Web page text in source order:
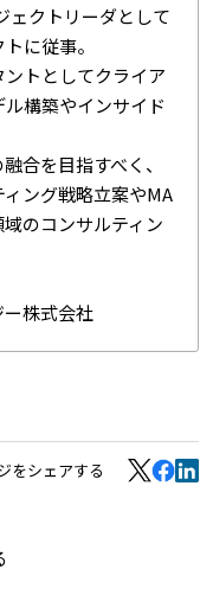
ェクトリーダとして
に従事。
トとしてクライア
構築やインサイド
合を目指すべく、
ング戦略立案やMA
のコンサルティン
株式会社
をシェアする